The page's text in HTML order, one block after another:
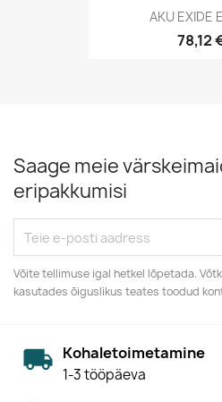
AKU EXIDE
78,12
Saage meie
eripakkumisi
Võite tellimuse igal hetkel lõpetada.
kasutades õiguslikus teates toodud
Kohaletoimetamine
1-3 tööpäeva